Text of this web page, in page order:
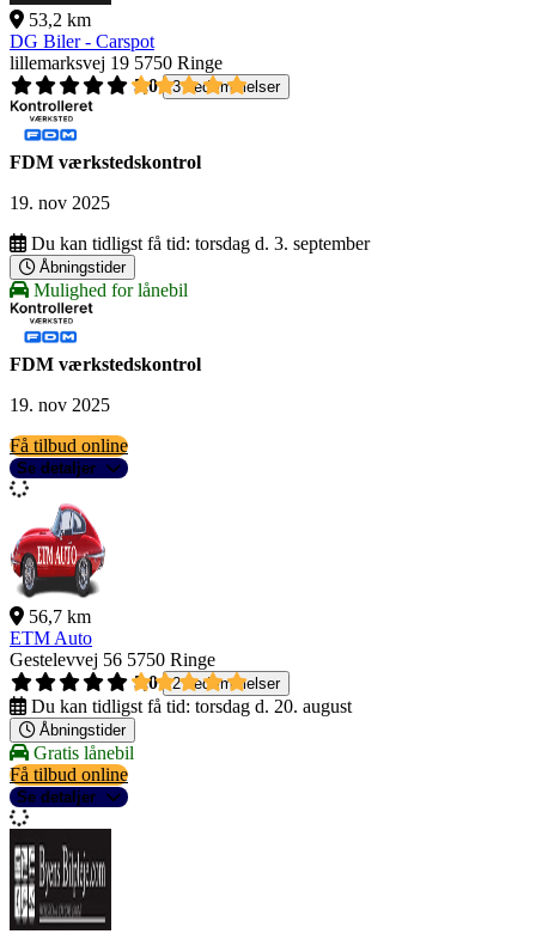
53,2 km
DG Biler - Carspot
lillemarksvej 19 5750 Ringe
5,0
3 bedømmelser
FDM værkstedskontrol
19. nov 2025
Du kan tidligst få tid: torsdag d. 3. september
Åbningstider
Mulighed for lånebil
FDM værkstedskontrol
19. nov 2025
Få tilbud online
Se detaljer
56,7 km
ETM Auto
Gestelevvej 56 5750 Ringe
5,0
2 bedømmelser
Du kan tidligst få tid: torsdag d. 20. august
Åbningstider
Gratis lånebil
Få tilbud online
Se detaljer